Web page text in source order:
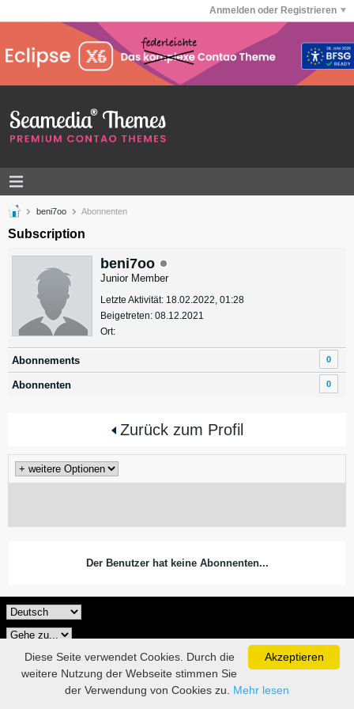
Anmelden oder Registrieren
beni7oo Abonnenten
Subscription
beni7oo
Junior Member
Letzte Aktivität: 18.02.2022, 01:28
Beigetreten: 08.12.2021
Ort:
Abonnements 0
Abonnenten 0
Zurück zum Profil
Der Benutzer hat keine Abonnenten...
Akzeptieren
Diese Seite verwendet Cookies. Durch die
weitere Nutzung der Webseite stimmen Sie
der Verwendung von Cookies zu. Mehr lesen